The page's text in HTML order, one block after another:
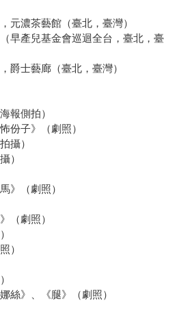
元濃茶藝館（臺北，臺灣）
早產兒基金會巡迴全台，臺北，臺
爵士藝廊（臺北，臺灣）
報側拍）
份子》（劇照）
攝）
）
》（劇照）
（劇照）
）
絲》、《腿》（劇照）